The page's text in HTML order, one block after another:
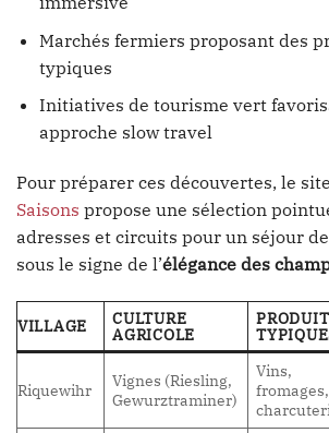
Marchés fermiers proposant des
typiques
Initiatives de tourisme vert
approche slow travel
Pour préparer ces découvertes, le site
Saisons propose une sélection
adresses et circuits pour un séjour
sous le signe de l’élégance des
VILLAGE CULTURE
AGRICOLE
Riquewihr
Vignes (Riesling,
Gewurztraminer)
Vins,
fromages,